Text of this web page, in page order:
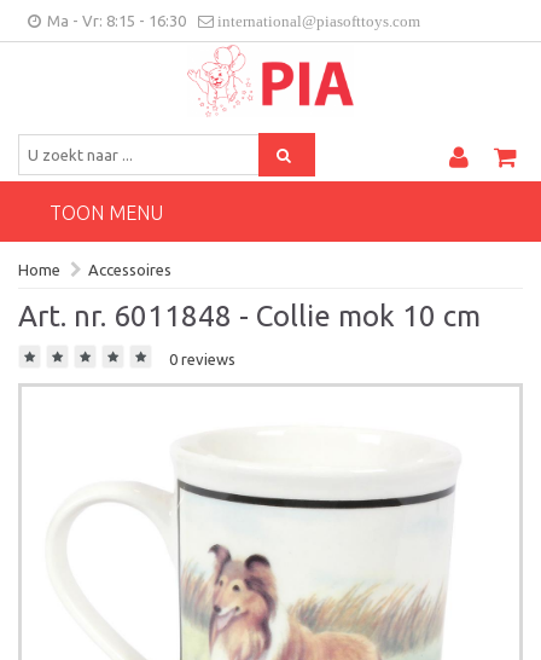
Ma - Vr: 8:15 - 16:30 international@piasofttoys.com
Klantenfeedback
BE/NL
TOON MENU
Home Accessoires
Art. nr. 6011848 - Collie mok 10 cm
0 reviews